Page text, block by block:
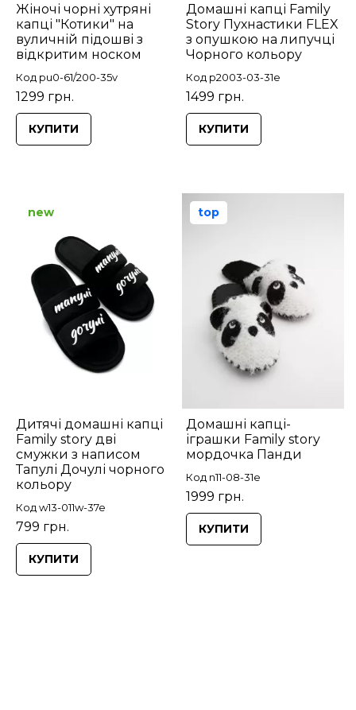
Жіночі чорні хутряні
капці "Котики" на
вуличній підошві з
відкритим носком
Код pu0-61/200-35v
1299 грн.
КУПИТИ
Домашні капці Family
Story Пухнастики FLEX
з опушкою на липучці
Чорного кольору
Код p2003-03-31e
1499 грн.
КУПИТИ
Дитячі домашні капці
Family story дві
смужки з написом
Тапулі Дочулі чорного
кольору
Код w13-011w-37e
799 грн.
new
КУПИТИ
Домашні капці-
іграшки Family story
мордочка Панди
Код n11-08-31e
1999 грн.
top
КУПИТИ